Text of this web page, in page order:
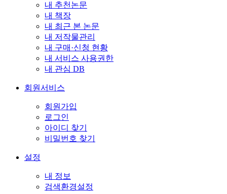
내 추천논문
내 책장
내 최근 본 논문
내 저작물관리
내 구매·신청 현황
내 서비스 사용권한
내 관심 DB
회원서비스
회원가입
로그인
아이디 찾기
비밀번호 찾기
설정
내 정보
검색환경설정